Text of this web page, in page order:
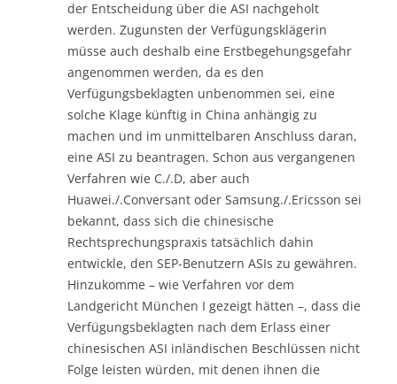
der Entscheidung über die ASI nachgeholt
werden. Zugunsten der Verfügungsklägerin
müsse auch deshalb eine Erstbegehungsgefahr
angenommen werden, da es den
Verfügungsbeklagten unbenommen sei, eine
solche Klage künftig in China anhängig zu
machen und im unmittelbaren Anschluss daran,
eine ASI zu beantragen. Schon aus vergangenen
Verfahren wie C./.D, aber auch
Huawei./.Conversant oder Samsung./.Ericsson sei
bekannt, dass sich die chinesische
Rechtsprechungspraxis tatsächlich dahin
entwickle, den SEP-Benutzern ASIs zu gewähren.
Hinzukomme – wie Verfahren vor dem
Landgericht München I gezeigt hätten –, dass die
Verfügungsbeklagten nach dem Erlass einer
chinesischen ASI inländischen Beschlüssen nicht
Folge leisten würden, mit denen ihnen die